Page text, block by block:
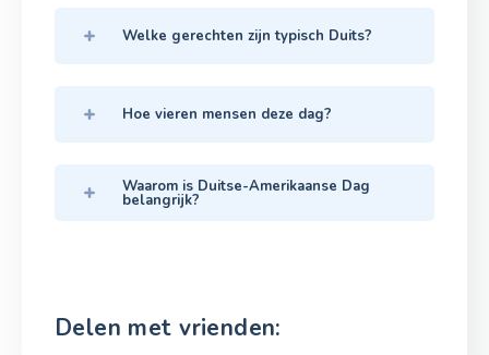
Welke gerechten zijn typisch Duits?
Hoe vieren mensen deze dag?
Waarom is Duitse-Amerikaanse Dag
belangrijk?
Delen met vrienden: